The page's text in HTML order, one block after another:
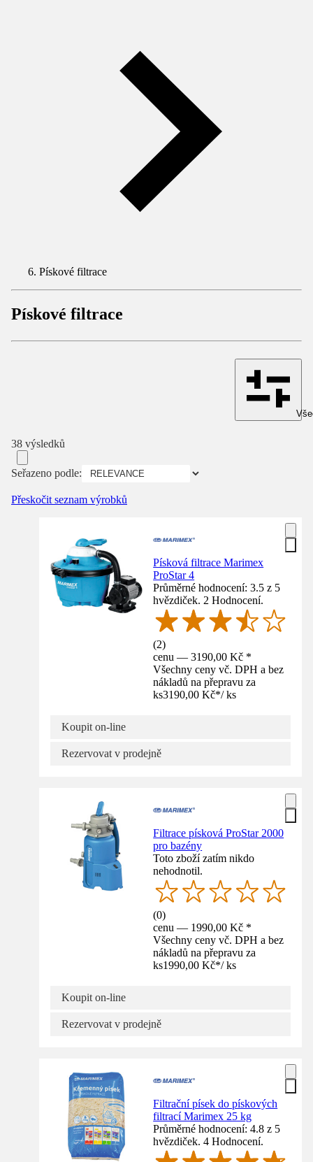
Pískové filtrace
Pískové filtrace
38 výsledků
Seřazeno podle:
Přeskočit seznam výrobků
Písková filtrace Marimex
ProStar 4
Průměrné hodnocení: 3.5 z 5
hvězdiček. 2 Hodnocení.
(2)
cenu — 3190,00 Kč *
Všechny ceny vč. DPH a bez
nákladů na přepravu za
ks3190,00 Kč*/ ks
Koupit on-line
Rezervovat v prodejně
Filtrace písková ProStar 2000
pro bazény
Toto zboží zatím nikdo
nehodnotil.
(0)
cenu — 1990,00 Kč *
Všechny ceny vč. DPH a bez
nákladů na přepravu za
ks1990,00 Kč*/ ks
Koupit on-line
Rezervovat v prodejně
Filtrační písek do pískových
filtrací Marimex 25 kg
Průměrné hodnocení: 4.8 z 5
hvězdiček. 4 Hodnocení.